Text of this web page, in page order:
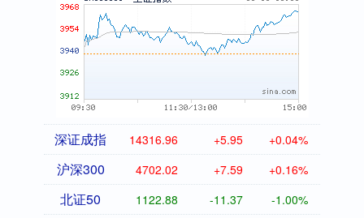
深证成指 14316.96 +5.95 +0.04%
沪深300 4702.02 +7.59 +0.16%
北证50 1122.88 -11.37 -1.00%